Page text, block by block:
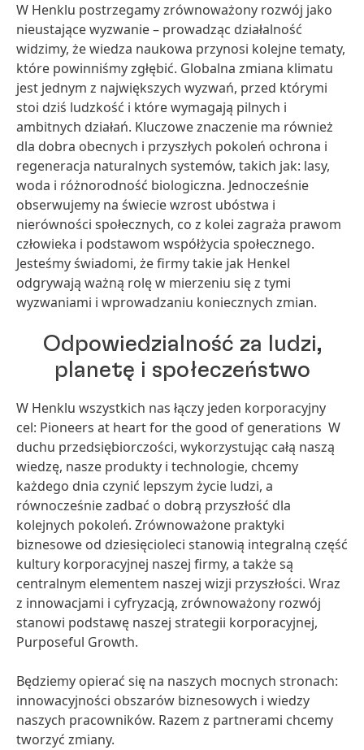
W Henklu postrzegamy zrównoważony rozwój jako
nieustające wyzwanie – prowadząc działalność
widzimy, że wiedza naukowa przynosi kolejne tematy,
które powinniśmy zgłębić. Globalna zmiana klimatu
jest jednym z największych wyzwań, przed którymi
stoi dziś ludzkość i które wymagają pilnych i
ambitnych działań. Kluczowe znaczenie ma również
dla dobra obecnych i przyszłych pokoleń ochrona i
regeneracja naturalnych systemów, takich jak: lasy,
woda i różnorodność biologiczna. Jednocześnie
obserwujemy na świecie wzrost ubóstwa i
nierówności społecznych, co z kolei zagraża prawom
człowieka i podstawom współżycia społecznego.
Jesteśmy świadomi, że firmy takie jak Henkel
odgrywają ważną rolę w mierzeniu się z tymi
wyzwaniami i wprowadzaniu koniecznych zmian.
Odpowiedzialność za ludzi,
planetę i społeczeństwo
W Henklu wszystkich nas łączy jeden korporacyjny
cel: Pioneers at heart for the good of generations W
duchu przedsiębiorczości, wykorzystując całą naszą
wiedzę, nasze produkty i technologie, chcemy
każdego dnia czynić lepszym życie ludzi, a
równocześnie zadbać o dobrą przyszłość dla
kolejnych pokoleń. Zrównoważone praktyki
biznesowe od dziesięcioleci stanowią integralną część
kultury korporacyjnej naszej firmy, a także są
centralnym elementem naszej wizji przyszłości. Wraz
z innowacjami i cyfryzacją, zrównoważony rozwój
stanowi podstawę naszej strategii korporacyjnej,
Purposeful Growth.
Będziemy opierać się na naszych mocnych stronach:
innowacyjności obszarów biznesowych i wiedzy
naszych pracowników. Razem z partnerami chcemy
tworzyć zmiany.